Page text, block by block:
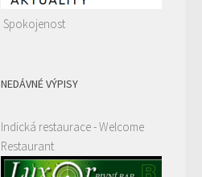
Spokojenost
NEDÁVNÉ VÝPISY
Indická restaurace - Welcome
Restaurant